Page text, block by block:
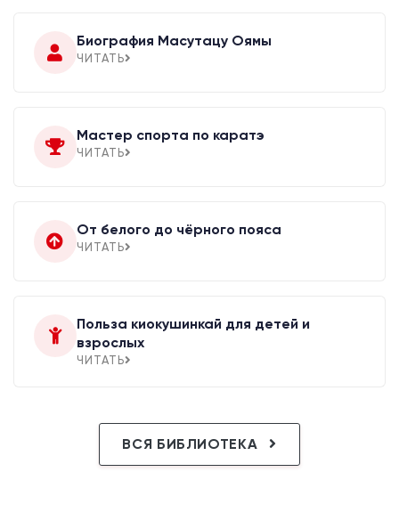
Биография Масутацу Оямы
ЧИТАТЬ
Мастер спорта по каратэ
ЧИТАТЬ
От белого до чёрного пояса
ЧИТАТЬ
Польза киокушинкай для детей и
взрослых
ЧИТАТЬ
ВСЯ БИБЛИОТЕКА